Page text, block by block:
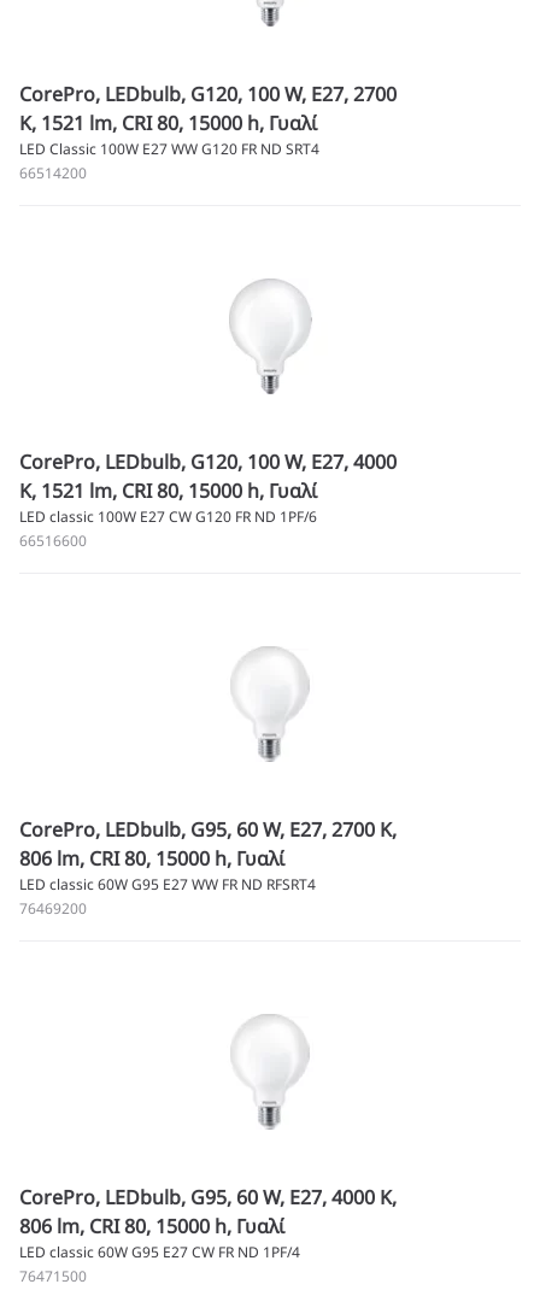
CorePro, LEDbulb, G120, 100 W, E27, 2700
K, 1521 lm, CRI 80, 15000 h, Γυαλί
LED Classic 100W E27 WW G120 FR ND SRT4
66514200
CorePro, LEDbulb, G120, 100 W, E27, 4000
K, 1521 lm, CRI 80, 15000 h, Γυαλί
LED classic 100W E27 CW G120 FR ND 1PF/6
66516600
CorePro, LEDbulb, G95, 60 W, E27, 2700 K,
806 lm, CRI 80, 15000 h, Γυαλί
LED classic 60W G95 E27 WW FR ND RFSRT4
76469200
CorePro, LEDbulb, G95, 60 W, E27, 4000 K,
806 lm, CRI 80, 15000 h, Γυαλί
LED classic 60W G95 E27 CW FR ND 1PF/4
76471500